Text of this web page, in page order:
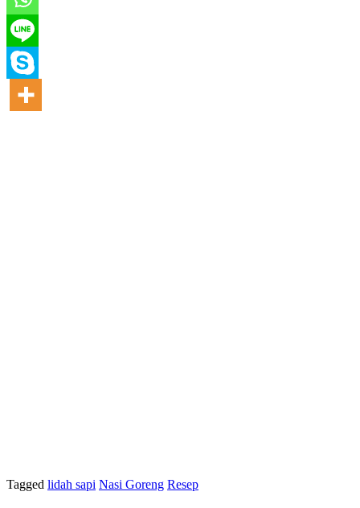
Tagged lidah sapi Nasi Goreng Resep